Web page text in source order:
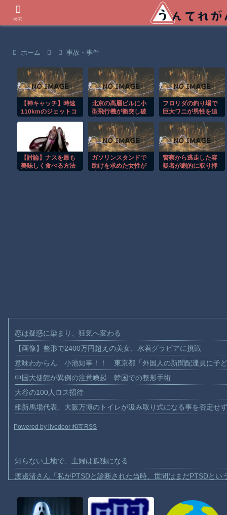
ホーム 事故・事件
【神キャッチ】時速
110kmのジェットコ
た靴を奇跡のキャッ
チ！全員大歓喜ｗ
北京の高層ビルに小
型飛行機が衝突し破
間！！
フロリダの釣り場で
巨大ワニが男性を追
間！！
【討論】ナスを最も
美味しく食べる方法
ガソリンスタンドで
助けを求めた女性が
警察から逃走した容
疑者が劇的に取り押
恋は疑惑に染まり、狂気へ変わる
【画像】整形で2400万円超えの美女、水着グラビアに挑戦
意味わからん 小池知事！！ 東京都「外国人の新聞配達員に子
中国大使館が異例の注意喚起 韓国での整形手術
大谷の100人ロス招待
維新馬場代表、大阪万博のトイレが汲み取り式になる事を否定せ
Powered by livedoor 相互RSS
知らない土地で、主婦は孤独になる
渡邊渚さん「私がPTSDと診断された当時、世間はまだPTSDとい
【朗報】Amazon、汗が飛び散る灼熱の「マンガ毎週末セール（
検索